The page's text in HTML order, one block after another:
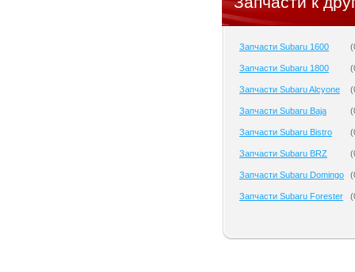
Запчасти Subaru 1600 (
Запчасти Subaru 1800 (
Запчасти Subaru Alcyone (
Запчасти Subaru Baja (
Запчасти Subaru Bistro (
Запчасти Subaru BRZ (
Запчасти Subaru Domingo (
Запчасти Subaru Forester (